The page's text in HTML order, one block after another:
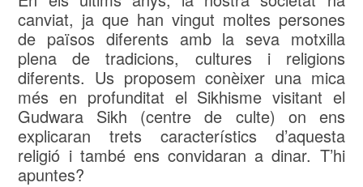
canviat, ja que han vingut moltes persones
de països diferents amb la seva motxilla
plena de tradicions, cultures i religions
diferents. Us proposem conèixer una mica
més en profunditat el Sikhisme visitant el
Gudwara Sikh (centre de culte) on ens
explicaran trets característics d’aquesta
religió i també ens convidaran a dinar. T’hi
apuntes?